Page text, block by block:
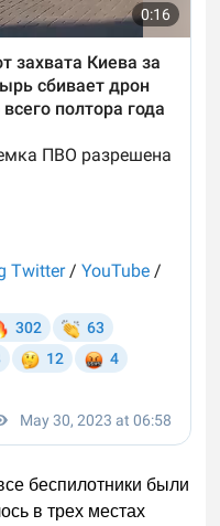
беспилотники были
в трех местах